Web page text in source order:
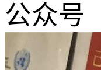
公众号